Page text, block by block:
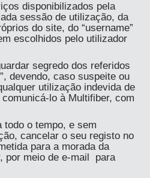
disponibilizados pela
sessão de utilização, da
do site, do “username”
escolhidos pelo utilizador
segredo dos referidos
devendo, caso suspeite ou
utilização indevida de
lo à Multifiber, com
todo o tempo, e sem
cancelar o seu registo no
para a morada da
por meio de e-mail para